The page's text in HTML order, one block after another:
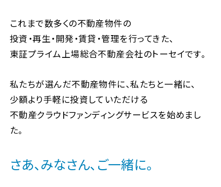
これまで数多くの不動産物件の
投資・再生・開発・賃貸・管理を行ってきた、
東証プライム上場総合不動産会社のトーセイです。
私たちが選んだ不動産物件に、私たちと一緒に、
少額より手軽に投資していただける
不動産クラウドファンディングサービスを始めまし
た。
さあ、みなさん、ご一緒に。